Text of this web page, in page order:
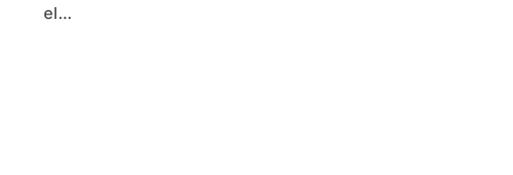
el...